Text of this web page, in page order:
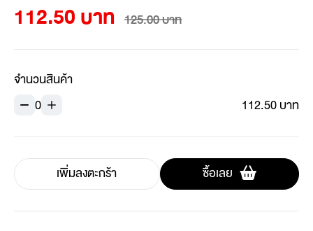
112.50 บาท 125.00 บาท
จำนวนสินค้า
0
112.50 บาท
เพิ่มลงตะกร้า ซื้อเลย